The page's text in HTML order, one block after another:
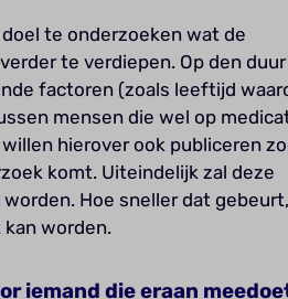
te onderzoeken wat de
te verdiepen. Op den duur
factoren (zoals leeftijd
mensen die wel op
hierover ook publiceren
komt. Uiteindelijk zal deze
Hoe sneller dat gebeurt,
worden.
iemand die eraan